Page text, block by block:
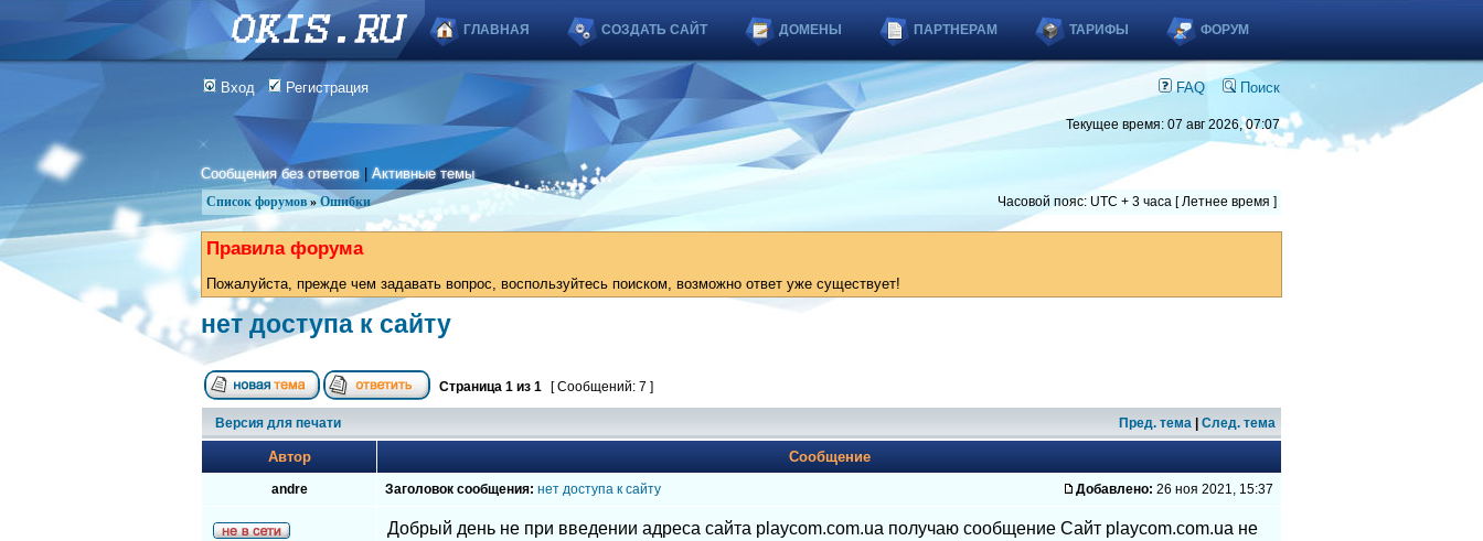
ГЛАВНАЯ СОЗДАТЬ САЙТ ДОМЕНЫ ПАРТНЕРАМ ТАРИФЫ ФОРУМ
Вход Регистрация FAQ Поиск
Текущее время: 07 авг 2026, 07:07
Сообщения без ответов |Активные темы
Список форумов » Ошибки Часовой пояс: UTC + 3 часа [ Летнее время ]
Правила форума
Пожалуйста, прежде чем задавать вопрос, воспользуйтесь поиском, возможно ответ уже существует!
нет доступа к сайту
Страница 1 из 1 [ Сообщений: 7 ]
Версия для печати Пред. тема След. тема
Автор Сообщение
andre Заголовок сообщения: нет доступа к сайту Добавлено: 26 ноя 2021, 15:37
Добрый день не при введении адреса сайта playcom.com.ua получаю сообщение Сайт playcom.com.ua не